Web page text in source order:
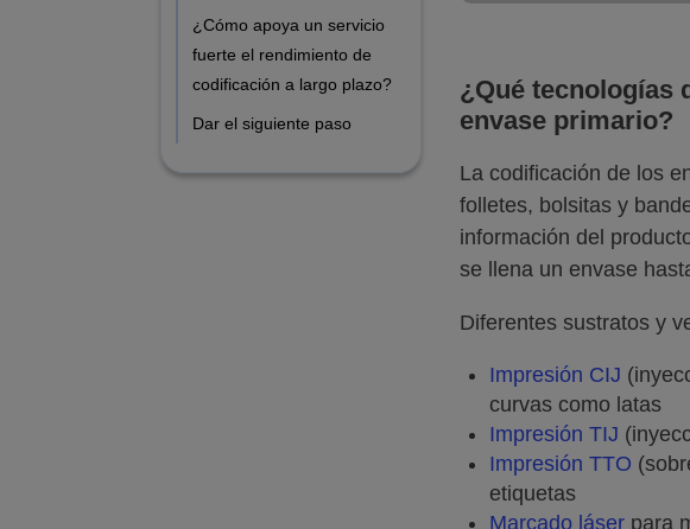
¿Cómo apoya un servicio
fuerte el rendimiento de
codificación a largo plazo?
Dar el siguiente paso
¿Qué tecnologías
envase primario?
La codificación de los
folletes, bolsitas y
información del
se llena un envase
Diferentes sustratos y
Impresión CIJ
curvas como latas
Impresión TIJ
Impresión TTO
etiquetas
Marcado láser para